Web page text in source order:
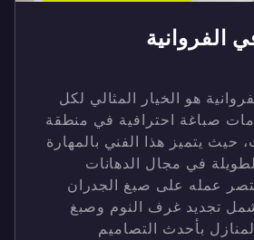
الفروانية
هو الخيار المثالي لكل
صباغة احترافية في منطقة
حيث يتميز هذا الفني بالمهارة
في مجال الدهانات
عمله على صبغ الجدران
تجديد غرف النوم وصبغ
بأحدث التصاميم